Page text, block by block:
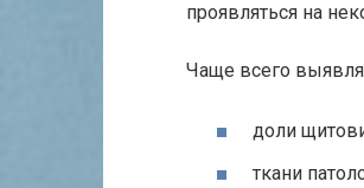
проявляться на
Чаще всего
доли
ткани